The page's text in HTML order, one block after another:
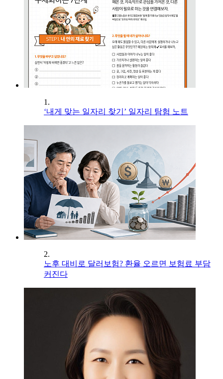
1.
‘내게 맞는 일자리 찾기’ 일자리 탐험 노트
2.
노후 대비로 달러보험? 환율 오르면 보험료 부담
커진다